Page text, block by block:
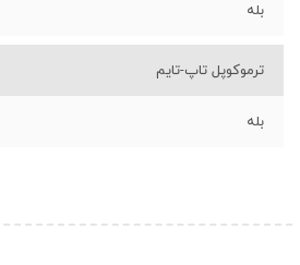
بله
ترموکوپل تاپ-تایم
بله